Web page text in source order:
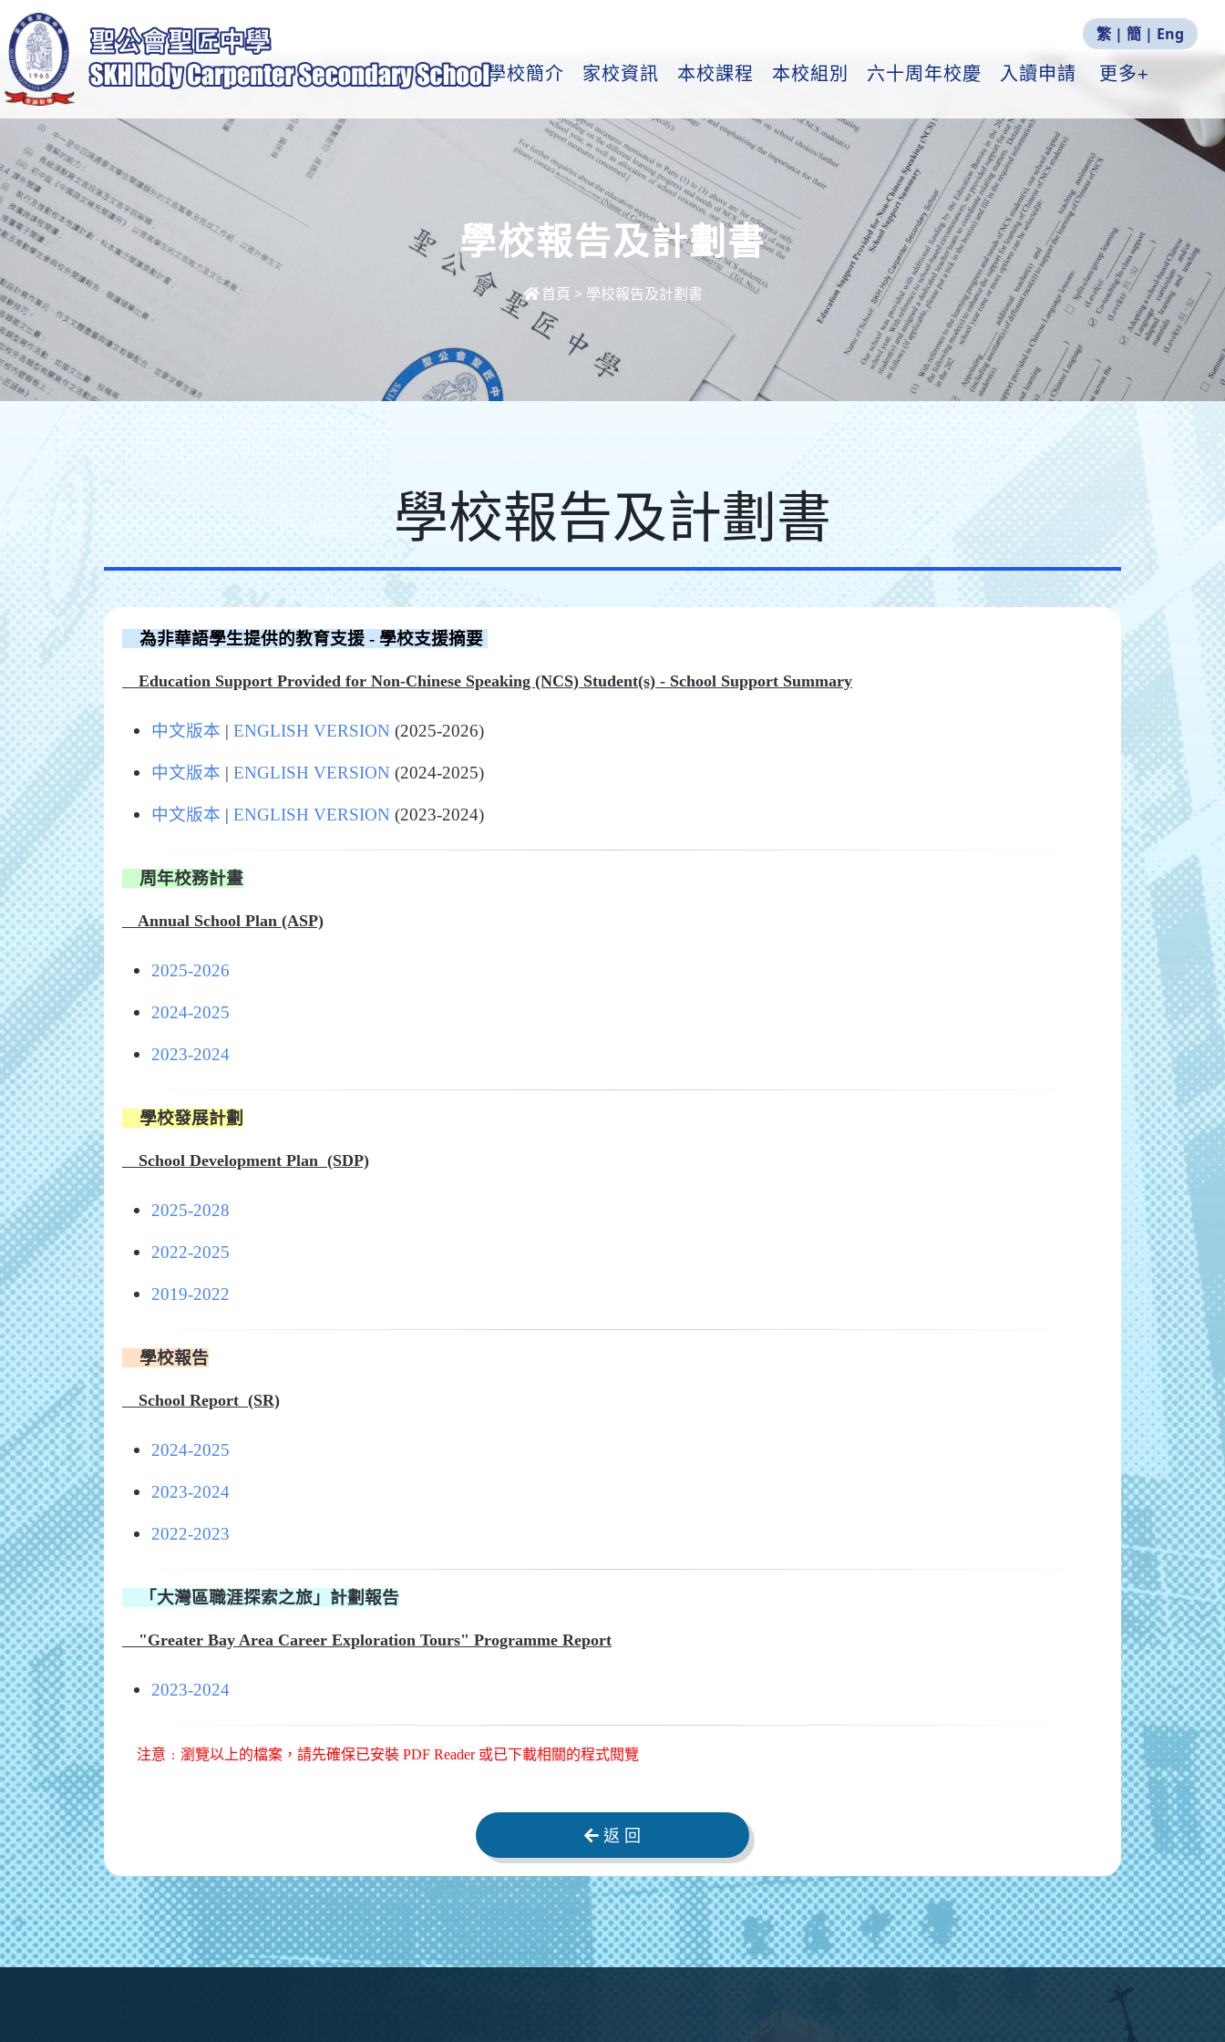
繁 | 簡 | Eng
學校簡介
家校資訊 本校課程 本校組別 六十周年校慶 入讀申請 更多+
學校報告及計劃書
首頁 > 學校報告及計劃書
學校報告及計劃書
為非華語學生提供的教育支援 - 學校支援摘要
Education Support Provided for Non-Chinese Speaking (NCS) Student(s) - School Support Summary
中文版本 | ENGLISH VERSION (2025-2026)
中文版本 | ENGLISH VERSION (2024-2025)
中文版本 | ENGLISH VERSION (2023-2024)
周年校務計畫
Annual School Plan (ASP)
2025-2026
2024-2025
2023-2024
學校發展計劃
School Development Plan (SDP)
2025-2028
2022-2025
2019-2022
學校報告
School Report (SR)
2024-2025
2023-2024
2022-2023
「大灣區職涯探索之旅」計劃報告
"Greater Bay Area Career Exploration Tours" Programme Report
2023-2024
注意﹕瀏覽以上的檔案，請先確保已安裝 PDF Reader 或已下載相關的程式閱覽
返 回